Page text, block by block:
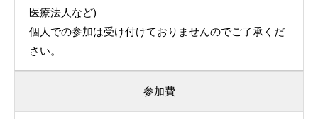
医療法人など)
個人での参加は受け付けておりませんのでご了承くだ
さい。
参加費